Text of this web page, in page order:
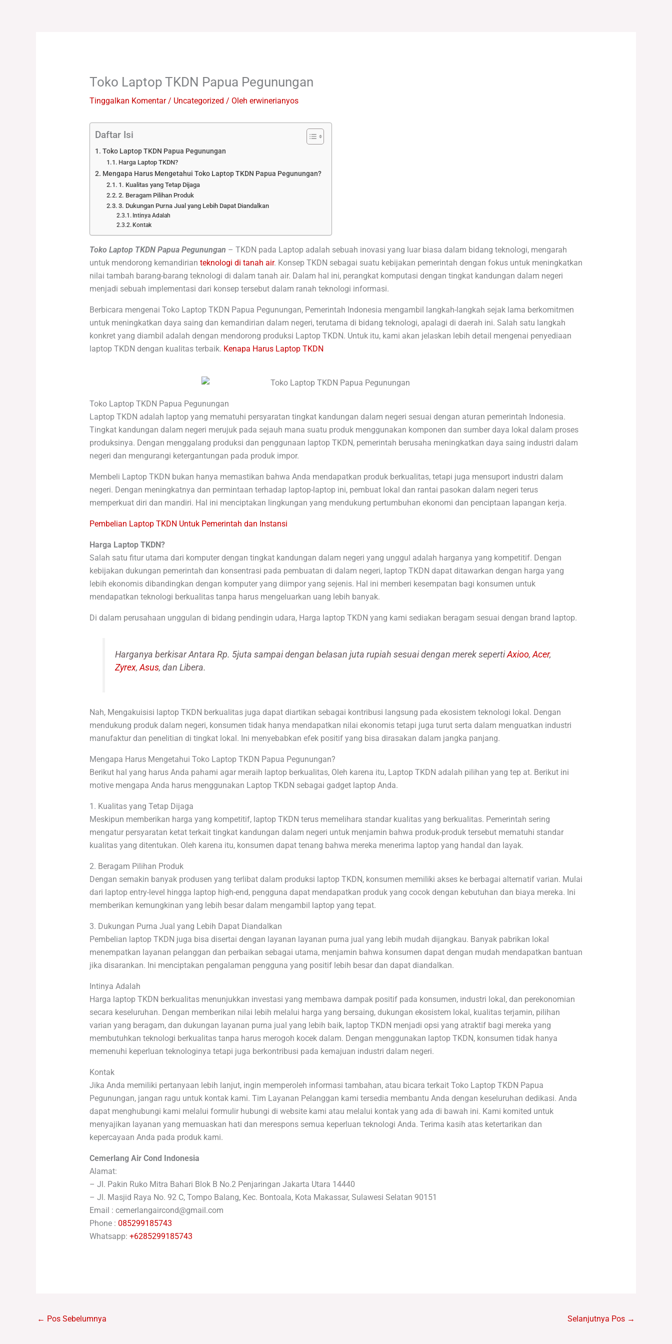
Toko Laptop TKDN Papua Pegunungan
Tinggalkan Komentar / Uncategorized / Oleh erwinerianyos
Daftar Isi
Toko Laptop TKDN Papua Pegunungan
Harga Laptop TKDN?
Mengapa Harus Mengetahui Toko Laptop TKDN Papua Pegunungan?
1. Kualitas yang Tetap Dijaga
2. Beragam Pilihan Produk
3. Dukungan Purna Jual yang Lebih Dapat Diandalkan
Intinya Adalah
Kontak
Toko Laptop TKDN Papua Pegunungan – TKDN pada Laptop adalah sebuah inovasi yang luar biasa dalam bidang teknologi, mengarah
untuk mendorong kemandirian teknologi di tanah air. Konsep TKDN sebagai suatu kebijakan pemerintah dengan fokus untuk meningkatkan
nilai tambah barang-barang teknologi di dalam tanah air. Dalam hal ini, perangkat komputasi dengan tingkat kandungan dalam negeri
menjadi sebuah implementasi dari konsep tersebut dalam ranah teknologi informasi.
Berbicara mengenai Toko Laptop TKDN Papua Pegunungan, Pemerintah Indonesia mengambil langkah-langkah sejak lama berkomitmen
untuk meningkatkan daya saing dan kemandirian dalam negeri, terutama di bidang teknologi, apalagi di daerah ini. Salah satu langkah
konkret yang diambil adalah dengan mendorong produksi Laptop TKDN. Untuk itu, kami akan jelaskan lebih detail mengenai penyediaan
laptop TKDN dengan kualitas terbaik. Kenapa Harus Laptop TKDN
Toko Laptop TKDN Papua Pegunungan
Laptop TKDN adalah laptop yang mematuhi persyaratan tingkat kandungan dalam negeri sesuai dengan aturan pemerintah Indonesia.
Tingkat kandungan dalam negeri merujuk pada sejauh mana suatu produk menggunakan komponen dan sumber daya lokal dalam proses
produksinya. Dengan menggalang produksi dan penggunaan laptop TKDN, pemerintah berusaha meningkatkan daya saing industri dalam
negeri dan mengurangi ketergantungan pada produk impor.
Membeli Laptop TKDN bukan hanya memastikan bahwa Anda mendapatkan produk berkualitas, tetapi juga mensuport industri dalam
negeri. Dengan meningkatnya dan permintaan terhadap laptop-laptop ini, pembuat lokal dan rantai pasokan dalam negeri terus
memperkuat diri dan mandiri. Hal ini menciptakan lingkungan yang mendukung pertumbuhan ekonomi dan penciptaan lapangan kerja.
Pembelian Laptop TKDN Untuk Pemerintah dan Instansi
Harga Laptop TKDN?
Salah satu fitur utama dari komputer dengan tingkat kandungan dalam negeri yang unggul adalah harganya yang kompetitif. Dengan
kebijakan dukungan pemerintah dan konsentrasi pada pembuatan di dalam negeri, laptop TKDN dapat ditawarkan dengan harga yang
lebih ekonomis dibandingkan dengan komputer yang diimpor yang sejenis. Hal ini memberi kesempatan bagi konsumen untuk
mendapatkan teknologi berkualitas tanpa harus mengeluarkan uang lebih banyak.
Di dalam perusahaan unggulan di bidang pendingin udara, Harga laptop TKDN yang kami sediakan beragam sesuai dengan brand laptop.
Harganya berkisar Antara Rp. 5juta sampai dengan belasan juta rupiah sesuai dengan merek sepertiAxioo,Acer,
Zyrex,Asus, dan Libera.
Nah, Mengakuisisi laptop TKDN berkualitas juga dapat diartikan sebagai kontribusi langsung pada ekosistem teknologi lokal. Dengan
mendukung produk dalam negeri, konsumen tidak hanya mendapatkan nilai ekonomis tetapi juga turut serta dalam menguatkan industri
manufaktur dan penelitian di tingkat lokal. Ini menyebabkan efek positif yang bisa dirasakan dalam jangka panjang.
Mengapa Harus Mengetahui Toko Laptop TKDN Papua Pegunungan?
Berikut hal yang harus Anda pahami agar meraih laptop berkualitas, Oleh karena itu, Laptop TKDN adalah pilihan yang tep at. Berikut ini
motive mengapa Anda harus menggunakan Laptop TKDN sebagai gadget laptop Anda.
1. Kualitas yang Tetap Dijaga
Meskipun memberikan harga yang kompetitif, laptop TKDN terus memelihara standar kualitas yang berkualitas. Pemerintah sering
mengatur persyaratan ketat terkait tingkat kandungan dalam negeri untuk menjamin bahwa produk-produk tersebut mematuhi standar
kualitas yang ditentukan. Oleh karena itu, konsumen dapat tenang bahwa mereka menerima laptop yang handal dan layak.
2. Beragam Pilihan Produk
Dengan semakin banyak produsen yang terlibat dalam produksi laptop TKDN, konsumen memiliki akses ke berbagai alternatif varian. Mulai
dari laptop entry-level hingga laptop high-end, pengguna dapat mendapatkan produk yang cocok dengan kebutuhan dan biaya mereka. Ini
memberikan kemungkinan yang lebih besar dalam mengambil laptop yang tepat.
3. Dukungan Purna Jual yang Lebih Dapat Diandalkan
Pembelian laptop TKDN juga bisa disertai dengan layanan layanan purna jual yang lebih mudah dijangkau. Banyak pabrikan lokal
menempatkan layanan pelanggan dan perbaikan sebagai utama, menjamin bahwa konsumen dapat dengan mudah mendapatkan bantuan
jika disarankan. Ini menciptakan pengalaman pengguna yang positif lebih besar dan dapat diandalkan.
Intinya Adalah
Harga laptop TKDN berkualitas menunjukkan investasi yang membawa dampak positif pada konsumen, industri lokal, dan perekonomian
secara keseluruhan. Dengan memberikan nilai lebih melalui harga yang bersaing, dukungan ekosistem lokal, kualitas terjamin, pilihan
varian yang beragam, dan dukungan layanan purna jual yang lebih baik, laptop TKDN menjadi opsi yang atraktif bagi mereka yang
membutuhkan teknologi berkualitas tanpa harus merogoh kocek dalam. Dengan menggunakan laptop TKDN, konsumen tidak hanya
memenuhi keperluan teknologinya tetapi juga berkontribusi pada kemajuan industri dalam negeri.
Kontak
Jika Anda memiliki pertanyaan lebih lanjut, ingin memperoleh informasi tambahan, atau bicara terkait Toko Laptop TKDN Papua
Pegunungan, jangan ragu untuk kontak kami. Tim Layanan Pelanggan kami tersedia membantu Anda dengan keseluruhan dedikasi. Anda
dapat menghubungi kami melalui formulir hubungi di website kami atau melalui kontak yang ada di bawah ini. Kami komited untuk
menyajikan layanan yang memuaskan hati dan merespons semua keperluan teknologi Anda. Terima kasih atas ketertarikan dan
kepercayaan Anda pada produk kami.
Cemerlang Air Cond Indonesia
Alamat:
– Jl. Pakin Ruko Mitra Bahari Blok B No.2 Penjaringan Jakarta Utara 14440
– Jl. Masjid Raya No. 92 C, Tompo Balang, Kec. Bontoala, Kota Makassar, Sulawesi Selatan 90151
Email : cemerlangaircond@gmail.com
Phone : 085299185743
Whatsapp: +6285299185743
← Pos Sebelumnya Selanjutnya Pos →